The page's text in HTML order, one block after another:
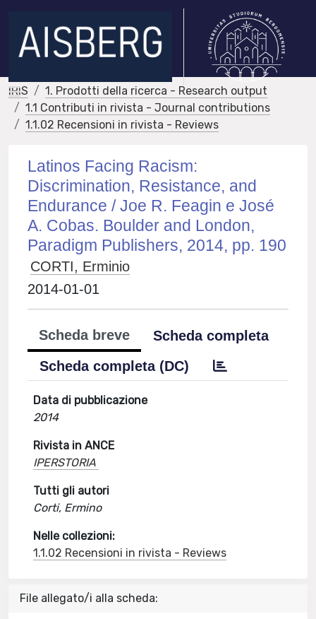
IRIS
1. Prodotti della ricerca - Research output
1.1 Contributi in rivista - Journal contributions
1.1.02 Recensioni in rivista - Reviews
Latinos Facing Racism:
Discrimination, Resistance, and
Endurance / Joe R. Feagin e José
A. Cobas. Boulder and London,
Paradigm Publishers, 2014, pp. 190
CORTI, Erminio
2014-01-01
Scheda breve
Scheda completa
Scheda completa (DC)
Data di pubblicazione
2014
Rivista in ANCE
IPERSTORIA
Tutti gli autori
Corti, Ermino
Nelle collezioni:
1.1.02 Recensioni in rivista - Reviews
File allegato/i alla scheda: